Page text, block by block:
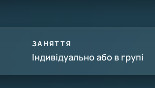
ЗАНЯТТЯ
Індивідуально або в групі